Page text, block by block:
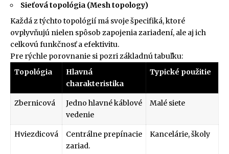
Sieťová topológia (Mesh topology)
Každá z týchto topológií má svoje špecifiká, ktoré
ovplyvňujú nielen spôsob zapojenia zariadení, ale aj ich
celkovú funkčnosť a efektivitu.
Pre rýchle porovnanie si pozri základnú tabuľku:
Topológia
Hlavná
charakteristika
Typické použitie
Zbernicová
Jedno hlavné káblové
vedenie
Malé siete
Hviezdicová
Centrálne prepínacie
zariad.
Kancelárie, školy